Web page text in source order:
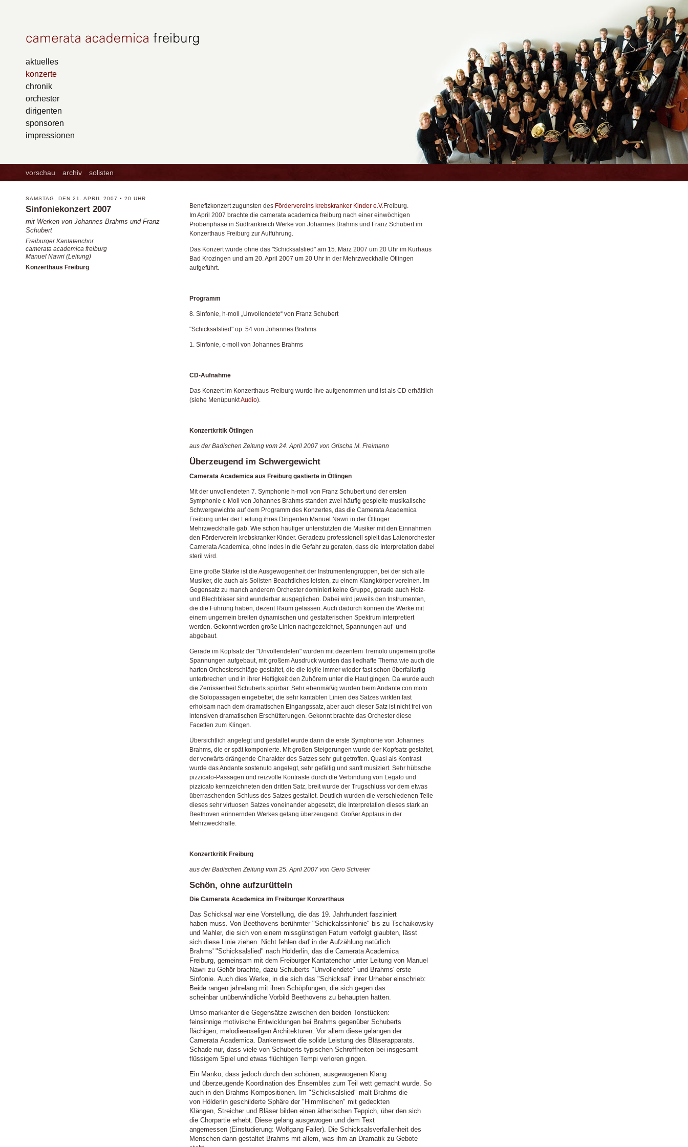
aktuelles
konzerte
chronik
orchester
dirigenten
sponsoren
impressionen
vorschau archiv solisten
SAMSTAG, DEN 21. APRIL 2007 • 20 UHR
Sinfoniekonzert 2007
mit Werken von Johannes Brahms und Franz
Schubert
Freiburger Kantatenchor
camerata academica freiburg
Manuel Nawri (Leitung)
Konzerthaus Freiburg
Benefizkonzert zugunsten des Fördervereins krebskranker Kinder e.V. Freiburg.
Im April 2007 brachte die camerata academica freiburg nach einer einwöchigen
Probenphase in Südfrankreich Werke von Johannes Brahms und Franz Schubert im
Konzerthaus Freiburg zur Aufführung.
Das Konzert wurde ohne das "Schicksalslied" am 15. März 2007 um 20 Uhr im Kurhaus
Bad Krozingen und am 20. April 2007 um 20 Uhr in der Mehrzweckhalle Ötlingen
aufgeführt.
Programm
8. Sinfonie, h-moll „Unvollendete“ von Franz Schubert
"Schicksalslied" op. 54 von Johannes Brahms
1. Sinfonie, c-moll von Johannes Brahms
CD-Aufnahme
Das Konzert im Konzerthaus Freiburg wurde live aufgenommen und ist als CD erhältlich
(siehe MenüpunktAudio).
Konzertkritik Ötlingen
aus der Badischen Zeitung vom 24. April 2007 von Grischa M. Freimann
Überzeugend im Schwergewicht
Camerata Academica aus Freiburg gastierte in Ötlingen
Mit der unvollendeten 7. Symphonie h-moll von Franz Schubert und der ersten
Symphonie c-Moll von Johannes Brahms standen zwei häufig gespielte musikalische
Schwergewichte auf dem Programm des Konzertes, das die Camerata Academica
Freiburg unter der Leitung ihres Dirigenten Manuel Nawri in der Ötlinger
Mehrzweckhalle gab. Wie schon häufiger unterstützten die Musiker mit den Einnahmen
den Förderverein krebskranker Kinder. Geradezu professionell spielt das Laienorchester
Camerata Academica, ohne indes in die Gefahr zu geraten, dass die Interpretation dabei
steril wird.
Eine große Stärke ist die Ausgewogenheit der Instrumentengruppen, bei der sich alle
Musiker, die auch als Solisten Beachtliches leisten, zu einem Klangkörper vereinen. Im
Gegensatz zu manch anderem Orchester dominiert keine Gruppe, gerade auch Holz-
und Blechbläser sind wunderbar ausgeglichen. Dabei wird jeweils den Instrumenten,
die die Führung haben, dezent Raum gelassen. Auch dadurch können die Werke mit
einem ungemein breiten dynamischen und gestalterischen Spektrum interpretiert
werden. Gekonnt werden große Linien nachgezeichnet, Spannungen auf- und
abgebaut.
Gerade im Kopfsatz der "Unvollendeten" wurden mit dezentem Tremolo ungemein große
Spannungen aufgebaut, mit großem Ausdruck wurden das liedhafte Thema wie auch die
harten Orchesterschläge gestaltet, die die Idylle immer wieder fast schon überfallartig
unterbrechen und in ihrer Heftigkeit den Zuhörern unter die Haut gingen. Da wurde auch
die Zerrissenheit Schuberts spürbar. Sehr ebenmäßig wurden beim Andante con moto
die Solopassagen eingebettet, die sehr kantablen Linien des Satzes wirkten fast
erholsam nach dem dramatischen Eingangssatz, aber auch dieser Satz ist nicht frei von
intensiven dramatischen Erschütterungen. Gekonnt brachte das Orchester diese
Facetten zum Klingen.
Übersichtlich angelegt und gestaltet wurde dann die erste Symphonie von Johannes
Brahms, die er spät komponierte. Mit großen Steigerungen wurde der Kopfsatz gestaltet,
der vorwärts drängende Charakter des Satzes sehr gut getroffen. Quasi als Kontrast
wurde das Andante sostenuto angelegt, sehr gefällig und sanft musiziert. Sehr hübsche
pizzicato-Passagen und reizvolle Kontraste durch die Verbindung von Legato und
pizzicato kennzeichneten den dritten Satz, breit wurde der Trugschluss vor dem etwas
überraschenden Schluss des Satzes gestaltet. Deutlich wurden die verschiedenen Teile
dieses sehr virtuosen Satzes voneinander abgesetzt, die Interpretation dieses stark an
Beethoven erinnernden Werkes gelang überzeugend. Großer Applaus in der
Mehrzweckhalle.
Konzertkritik Freiburg
aus der Badischen Zeitung vom 25. April 2007 von Gero Schreier
Schön, ohne aufzurütteln
Die Camerata Academica im Freiburger Konzerthaus
Das Schicksal war eine Vorstellung, die das 19. Jahrhundert fasziniert
haben muss. Von Beethovens berühmter "Schickalssinfonie" bis zu Tschaikowsky
und Mahler, die sich von einem missgünstigen Fatum verfolgt glaubten, lässt
sich diese Linie ziehen. Nicht fehlen darf in der Aufzählung natürlich
Brahms' "Schicksalslied" nach Hölderlin, das die Camerata Academica
Freiburg, gemeinsam mit dem Freiburger Kantatenchor unter Leitung von Manuel
Nawri zu Gehör brachte, dazu Schuberts "Unvollendete" und Brahms' erste
Sinfonie. Auch dies Werke, in die sich das "Schicksal" ihrer Urheber einschrieb:
Beide rangen jahrelang mit ihren Schöpfungen, die sich gegen das
scheinbar unüberwindliche Vorbild Beethovens zu behaupten hatten.
Umso markanter die Gegensätze zwischen den beiden Tonstücken:
feinsinnige motivische Entwicklungen bei Brahms gegenüber Schuberts
flächigen, melodieenseligen Architekturen. Vor allem diese gelangen der
Camerata Academica. Dankenswert die solide Leistung des Bläserapparats.
Schade nur, dass viele von Schuberts typischen Schroffheiten bei insgesamt
flüssigem Spiel und etwas flüchtigen Tempi verloren gingen.
Ein Manko, dass jedoch durch den schönen, ausgewogenen Klang
und überzeugende Koordination des Ensembles zum Teil wett gemacht wurde. So
auch in den Brahms-Kompositionen. Im "Schicksalslied" malt Brahms die
von Hölderlin geschilderte Sphäre der "Himmlischen" mit gedeckten
Klängen, Streicher und Bläser bilden einen ätherischen Teppich, über den sich
die Chorpartie erhebt. Diese gelang ausgewogen und dem Text
angemessen (Einstudierung: Wolfgang Failer). Die Schicksalsverfallenheit des
Menschen dann gestaltet Brahms mit allem, was ihm an Dramatik zu Gebote